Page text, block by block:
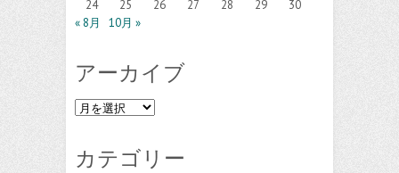
24
25 26 27 28 29
30
« 8月
10月 »
アーカイブ
ア
イ
カテゴリー